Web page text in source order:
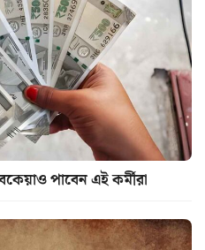
পাবেন এই কর্মীরা